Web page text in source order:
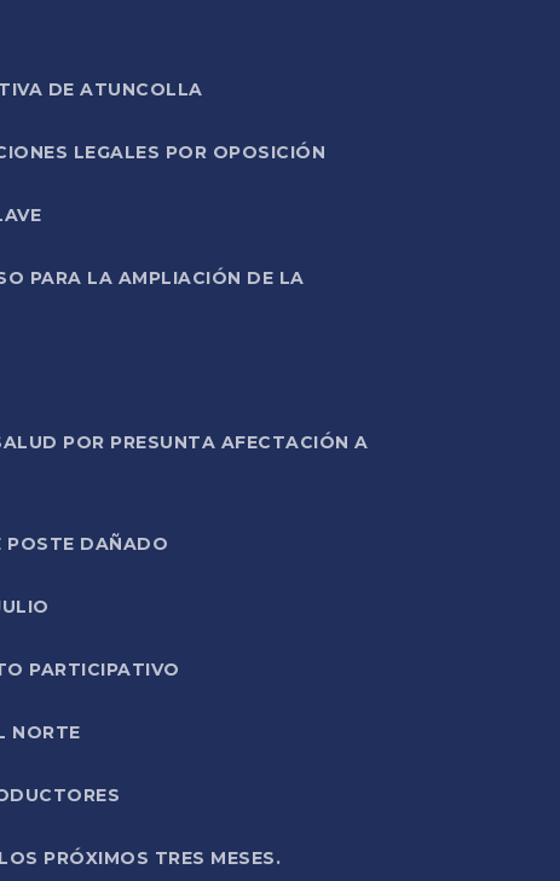
DE ATUNCOLLA
LEGALES POR OPOSICIÓN
PARA LA AMPLIACIÓN DE LA
POR PRESUNTA AFECTACIÓN A
POSTE DAÑADO
PARTICIPATIVO
NORTE
PRÓXIMOS TRES MESES.